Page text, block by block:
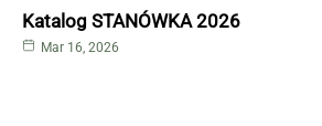
Katalog STANÓWKA 2026
Mar 16, 2026